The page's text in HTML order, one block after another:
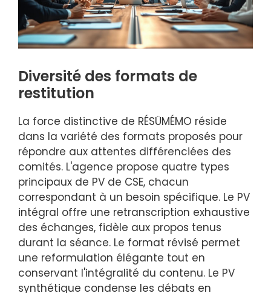
Diversité des formats de
restitution
La force distinctive de RÉSÜMÉMO réside
dans la variété des formats proposés pour
répondre aux attentes différenciées des
comités. L'agence propose quatre types
principaux de PV de CSE, chacun
correspondant à un besoin spécifique. Le PV
intégral offre une retranscription exhaustive
des échanges, fidèle aux propos tenus
durant la séance. Le format révisé permet
une reformulation élégante tout en
conservant l'intégralité du contenu. Le PV
synthétique condense les débats en